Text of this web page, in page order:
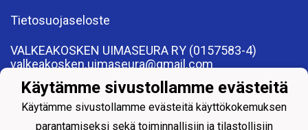
Tietosuojaseloste
VALKEAKOSKEN UIMASEURA RY (0157583-4)
valkeakosken.uimaseura@gmail.com
Apiankatu 7, 37600 Valkeakoski
Käytämme sivustollamme evästeitä
Käytämme sivustollamme evästeitä käyttökokemuksen
parantamiseksi sekä toiminnallisiin ja tilastollisiin